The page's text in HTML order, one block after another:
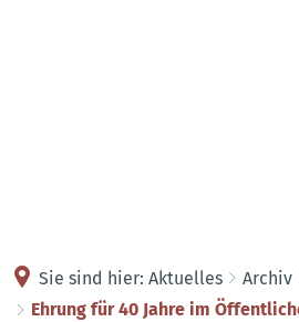
Sie sind hier: Aktuelles Archiv
Ehrung für 40 Jahre im